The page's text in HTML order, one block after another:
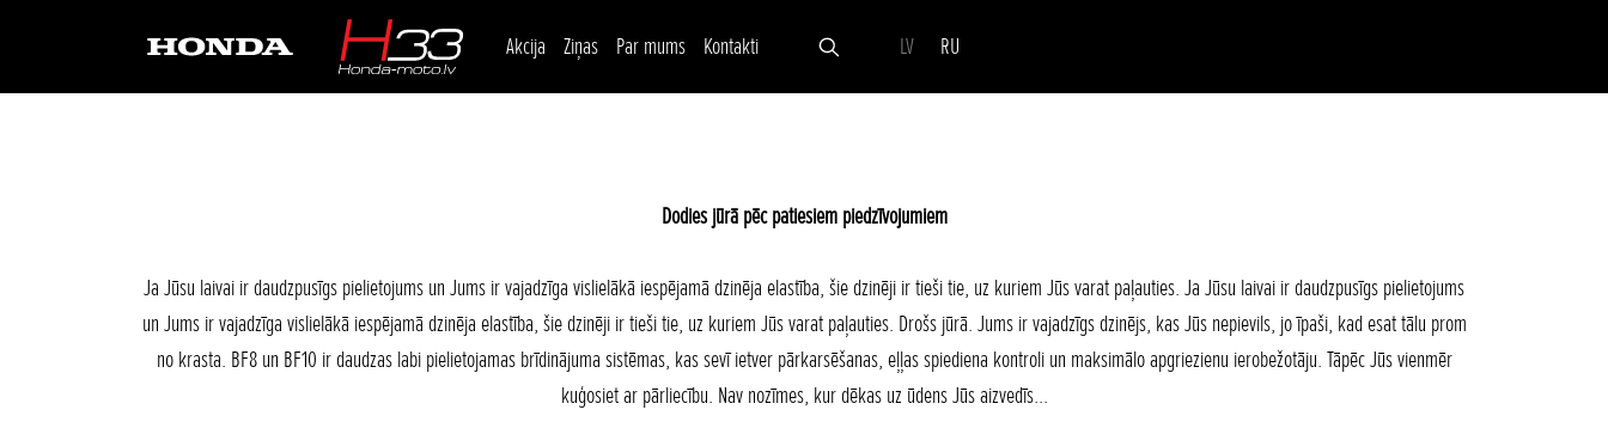
Akcija Ziņas Par mums Kontakti LV RU
Dodies jūrā pēc patiesiem piedzīvojumiem
Ja Jūsu laivai ir daudzpusīgs pielietojums un Jums ir vajadzīga vislielākā iespējamā dzinēja elastība, šie dzinēji ir tieši tie, uz kuriem Jūs varat paļauties. Ja Jūsu laivai ir daudzpusīgs pielietojums
un Jums ir vajadzīga vislielākā iespējamā dzinēja elastība, šie dzinēji ir tieši tie, uz kuriem Jūs varat paļauties. Drošs jūrā. Jums ir vajadzīgs dzinējs, kas Jūs nepievils, jo īpaši, kad esat tālu prom
no krasta. BF8 un BF10 ir daudzas labi pielietojamas brīdinājuma sistēmas, kas sevī ietver pārkarsēšanas, eļļas spiediena kontroli un maksimālo apgriezienu ierobežotāju. Tāpēc Jūs vienmēr
kuģosiet ar pārliecību. Nav nozīmes, kur dēkas uz ūdens Jūs aizvedīs...